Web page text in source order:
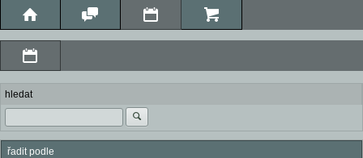
hledat
řadit podle